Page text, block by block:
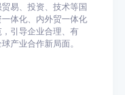
易、投资、技术等国
体化、内外贸一体化
引导企业合理、有
产业合作新局面。